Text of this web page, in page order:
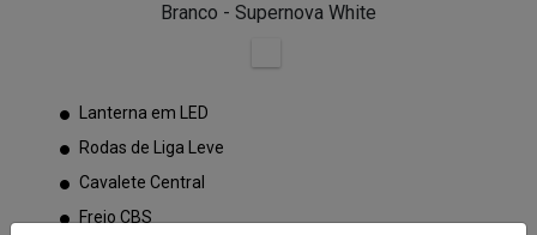
Branco - Supernova White
Lanterna em LED
Rodas de Liga Leve
Cavalete Central
Freio CBS